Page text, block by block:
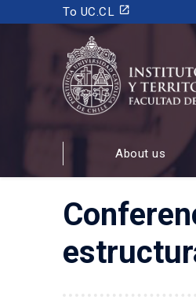
To UC.CL launch
INSTITUTO DE
Y TERRITORIALES
FACULTAD DEAbout us